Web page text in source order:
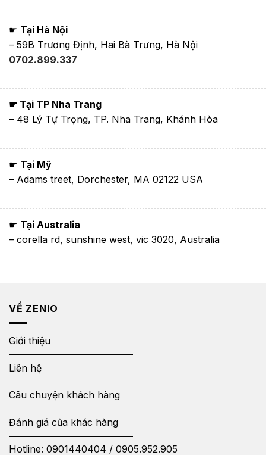
☛ Tại Hà Nội
– 59B Trương Định, Hai Bà Trưng, Hà Nội
0702.899.337
☛ Tại TP Nha Trang
– 48 Lý Tự Trọng, TP. Nha Trang, Khánh Hòa
☛ Tại Mỹ
– Adams treet, Dorchester, MA 02122 USA
☛ Tại Australia
– corella rd, sunshine west, vic 3020, Australia
VỀ ZENIO
Giới thiệu
Liên hệ
Câu chuyện khách hàng
Đánh giá của khác hàng
Hotline: 0901440404 / 0905.952.905